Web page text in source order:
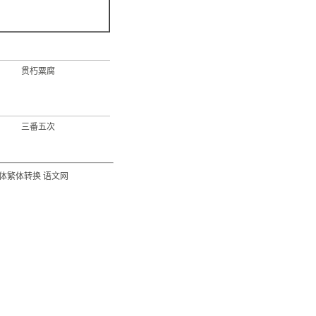
贯朽粟腐
三番五次
繁体转换 语文网